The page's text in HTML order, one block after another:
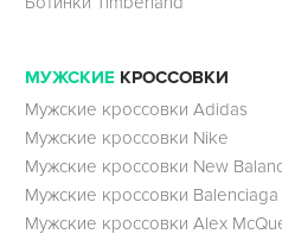
МУЖСКИЕ КРОССОВКИ
Мужские кроссовки Adidas
Мужские кроссовки Nike
Мужские кроссовки New
Мужские кроссовки Balenciaga
Мужские кроссовки Alex